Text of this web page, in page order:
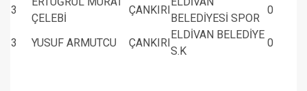
3
ÇELEBİ
ÇANKIRI
BELEDİYESİ SPOR
0
3 YUSUF ARMUTCU ÇANKIRI
ELDİVAN BELEDİYE
S.K
0